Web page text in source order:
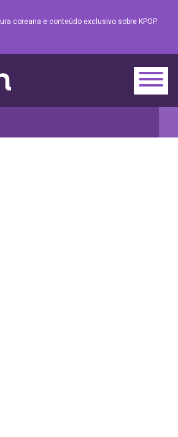
coreana e conteúdo exclusivo sobre KPOP.